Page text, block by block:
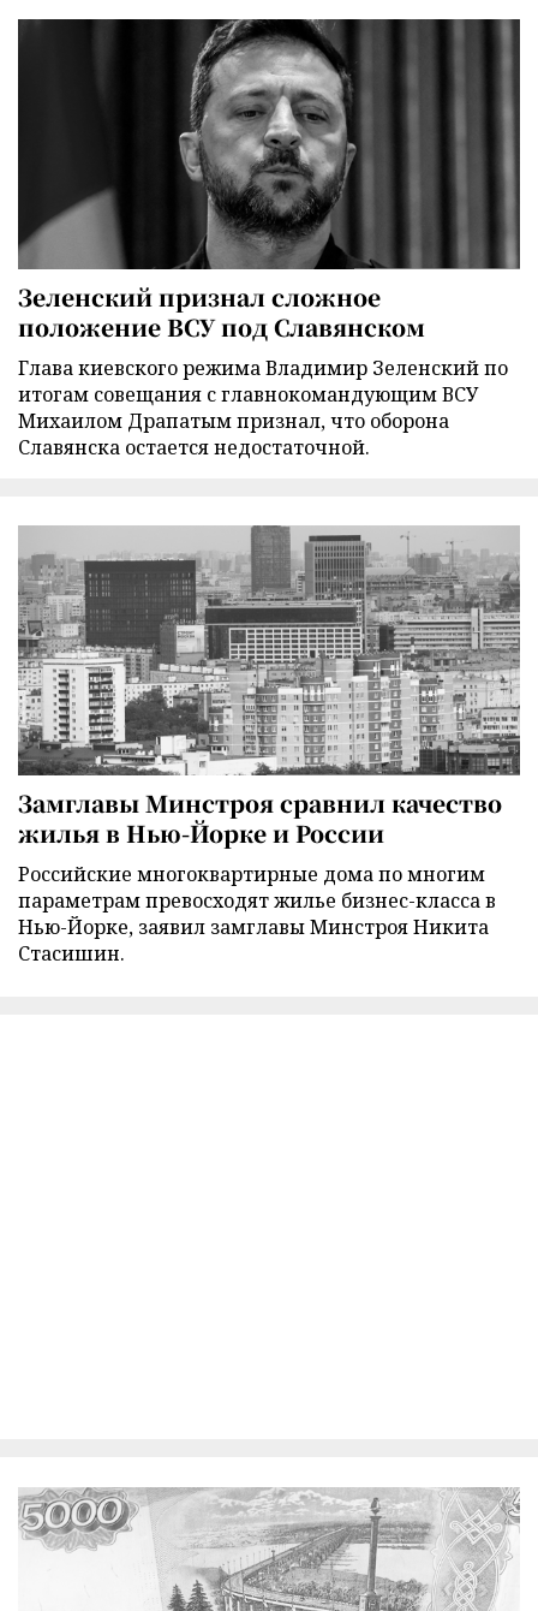
Зеленский признал сложное
положение ВСУ под Славянском
Глава киевского режима Владимир Зеленский по
итогам совещания с главнокомандующим ВСУ
Михаилом Драпатым признал, что оборона
Славянска остается недостаточной.
Замглавы Минстроя сравнил качество
жилья в Нью-Йорке и России
Российские многоквартирные дома по многим
параметрам превосходят жилье бизнес-класса в
Нью-Йорке, заявил замглавы Минстроя Никита
Стасишин.